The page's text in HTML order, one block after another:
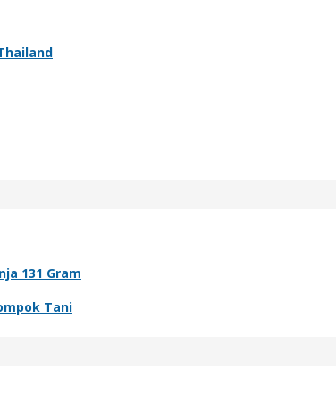
131 Gram
Tani